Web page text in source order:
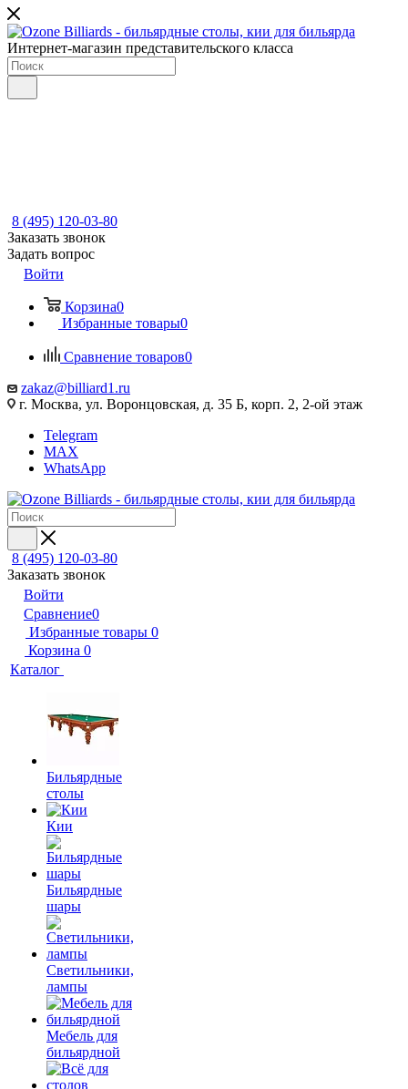
Интернет-магазин представительского класса
8 (495) 120-03-80
Заказать звонок
Задать вопрос
Войти
Корзина0
Избранные товары0
Сравнение товаров0
zakaz@billiard1.ru
г. Москва, ул. Воронцовская, д. 35 Б, корп. 2, 2-ой этаж
Telegram
MAX
WhatsApp
8 (495) 120-03-80
Заказать звонок
Войти
Сравнение0
Избранные товары 0
Корзина 0
Каталог
Бильярдные
столы
Кии
Бильярдные
шары
Светильники,
лампы
Мебель для
бильярдной